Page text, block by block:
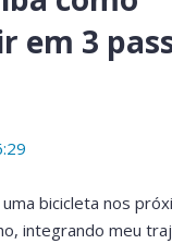
em 3
bicicleta nos
integrando meu